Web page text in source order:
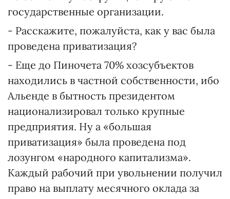
государственные организации.
- Расскажите, пожалуйста, как у вас была
проведена приватизация?
- Еще до Пиночета 70% хозсубъектов
находились в частной собственности, ибо
Альенде в бытность президентом
национализировал только крупные
предприятия. Ну а «большая
приватизация» была проведена под
лозунгом «народного капитализма».
Каждый рабочий при увольнении получил
право на выплату месячного оклада за